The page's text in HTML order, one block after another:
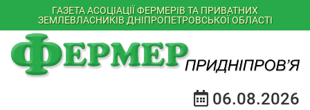
ГАЗЕТА АСОЦІАЦІЇ ФЕРМЕРІВ ТА ПРИВАТНИХ
ЗЕМЛЕВЛАСНИКІВ ДНІПРОПЕТРОВСЬКОЇ ОБЛАСТІ
06.08.2026